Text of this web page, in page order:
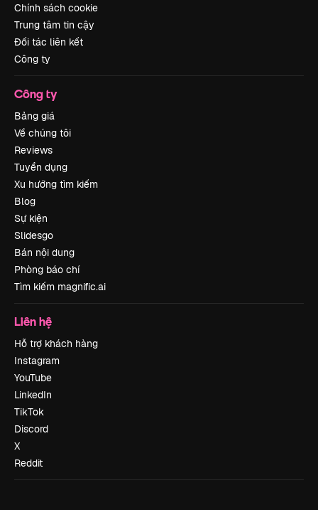
Chính sách cookie
Trung tâm tin cậy
Đối tác liên kết
Công ty
Công ty
Bảng giá
Về chúng tôi
Reviews
Tuyển dụng
Xu hướng tìm kiếm
Blog
Sự kiện
Slidesgo
Bán nội dung
Phòng báo chí
Tìm kiếm magnific.ai
Liên hệ
Hỗ trợ khách hàng
Instagram
YouTube
LinkedIn
TikTok
Discord
X
Reddit